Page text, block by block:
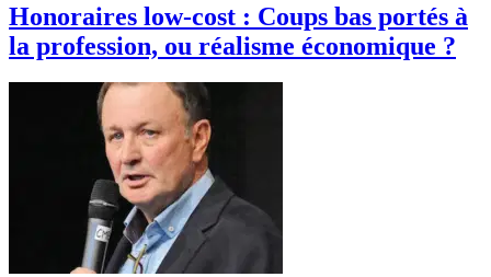
Honoraires low-cost : Coups bas portés à
la profession, ou réalisme économique ?